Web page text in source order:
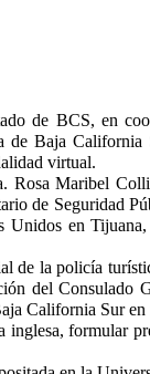
de BCS, en
de Baja
virtual.
Maribel
de Seguridad
Unidos en
policía
del
California Sur
formular